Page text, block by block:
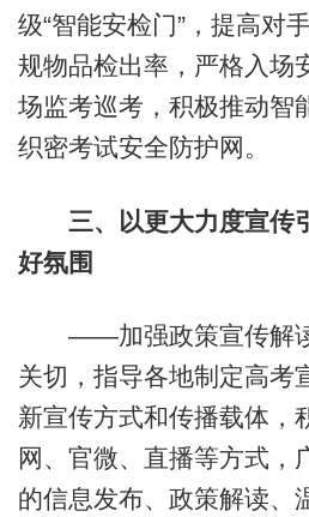
级“智能安检门”，提高对
规物品检出率，严格入场
场监考巡考，积极推动智
织密考试安全防护网。
三、以更大力度宣传
好氛围
——加强政策宣传解读
关切，指导各地制定高考
新宣传方式和传播载体，
网、官微、直播等方式，
的信息发布、政策解读、